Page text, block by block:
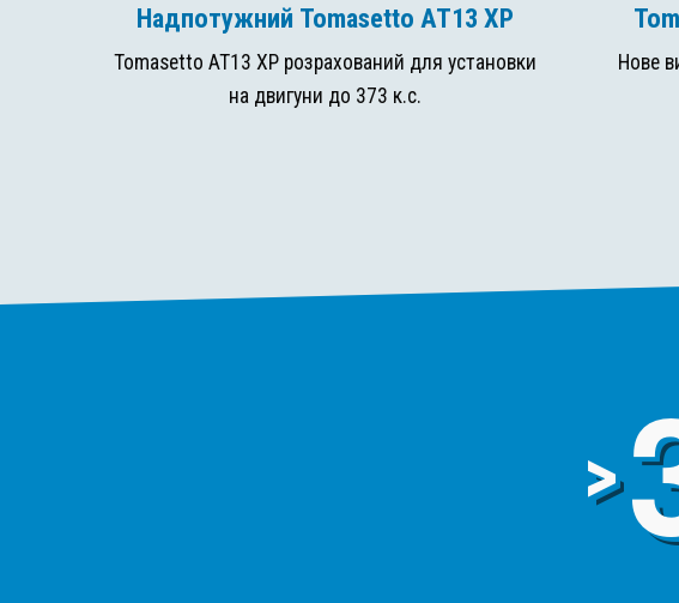
Надпотужний Tomasetto AT13 XP
Tomasetto AT13 XP розрахований для установки
на двигуни до 373 к.с.
Нове
>